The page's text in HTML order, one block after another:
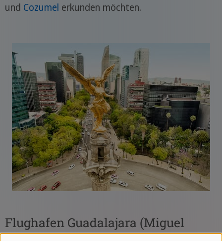
und Cozumel erkunden möchten.
Flughafen Guadalajara (Miguel